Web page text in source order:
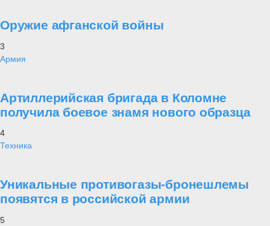
Оружие афганской войны
3
Армия
Артиллерийская бригада в Коломне
получила боевое знамя нового образца
4
Техника
Уникальные противогазы-бронешлемы
появятся в российской армии
5